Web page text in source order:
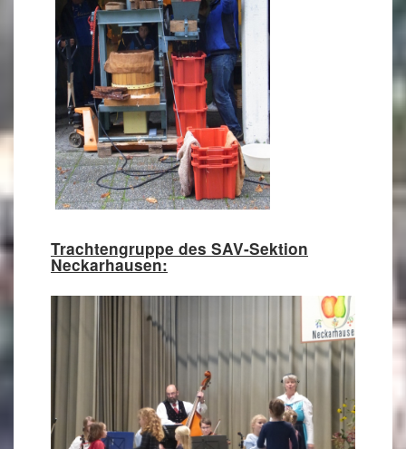
Trachtengruppe des SAV-Sektion
Neckarhausen: